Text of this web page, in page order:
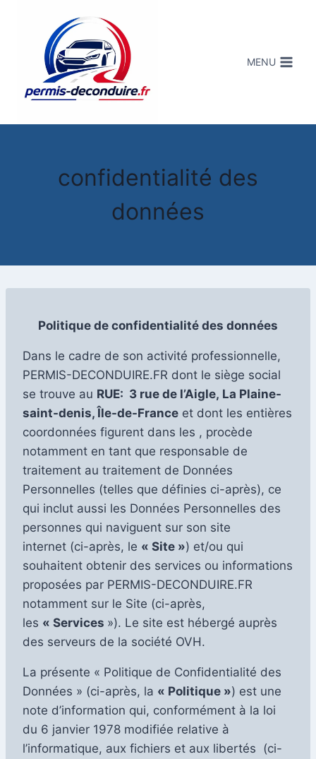
MENU
confidentialité des
données
Politique de confidentialité des données
Dans le cadre de son activité professionnelle,
PERMIS-DECONDUIRE.FR dont le siège social
se trouve au RUE: 3 rue de l’Aigle, La Plaine-
saint-denis, Île-de-France et dont les entières
coordonnées figurent dans les , procède
notamment en tant que responsable de
traitement au traitement de Données
Personnelles (telles que définies ci-après), ce
qui inclut aussi les Données Personnelles des
personnes qui naviguent sur son site
internet (ci-après, le « Site ») et/ou qui
souhaitent obtenir des services ou informations
proposées par PERMIS-DECONDUIRE.FR
notamment sur le Site (ci-après,
les « Services »). Le site est hébergé auprès
des serveurs de la société OVH.
La présente « Politique de Confidentialité des
Données » (ci-après, la « Politique ») est une
note d’information qui, conformément à la loi
du 6 janvier 1978 modifiée relative à
l’informatique, aux fichiers et aux libertés (ci-